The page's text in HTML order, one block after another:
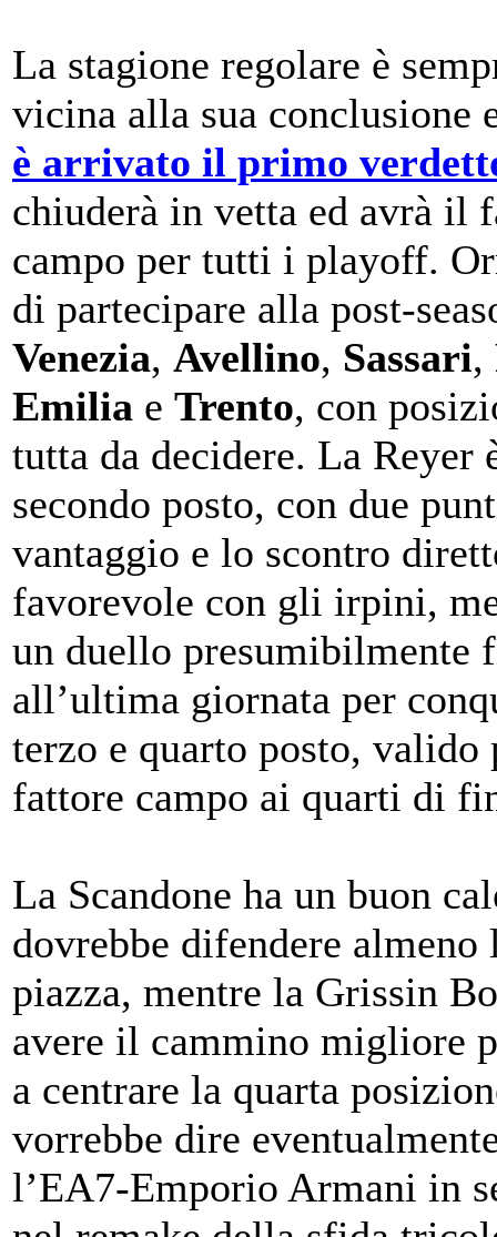
La stagione regolare è
vicina alla sua conclusione
è arrivato il primo
chiuderà in vetta ed avrà il
campo per tutti i playoff.
di partecipare alla post-
Venezia, Avellino, Sassari,
Emilia e Trento, con
tutta da decidere. La Reyer
secondo posto, con due
vantaggio e lo scontro
favorevole con gli irpini,
un duello presumibilmente
all’ultima giornata per
terzo e quarto posto, valido
fattore campo ai quarti di
La Scandone ha un buon
dovrebbe difendere almeno
piazza, mentre la Grissin
avere il cammino migliore
a centrare la quarta
vorrebbe dire
l’EA7-Emporio Armani in